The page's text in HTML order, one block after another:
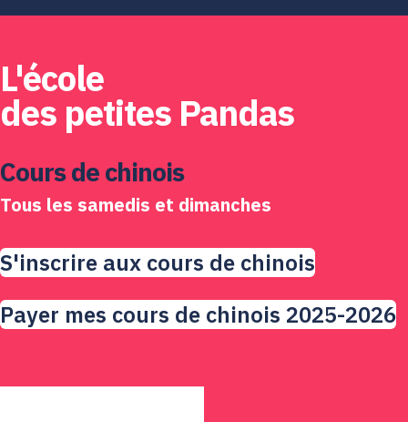
L'école
des petites Pandas
Cours de chinois
Tous les samedis et dimanches
S'inscrire aux cours de chinois
Payer mes cours de chinois 2025-2026